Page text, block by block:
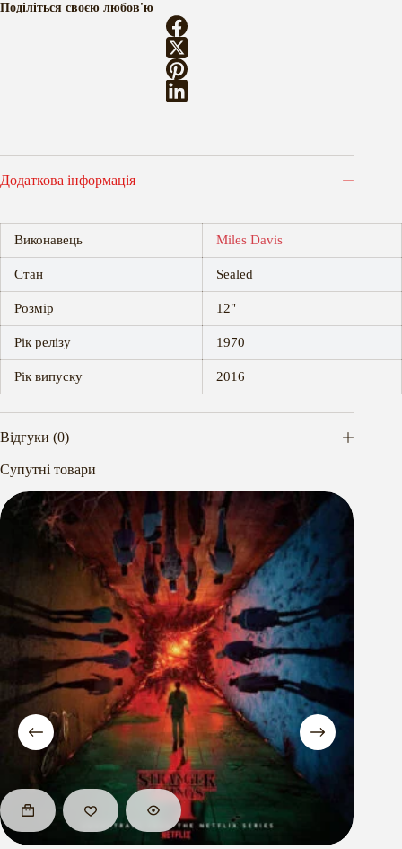
Поділіться своєю любов'ю
Додаткова інформація
Виконавець Miles Davis
Стан Sealed
Розмір 12"
Рік релізу 1970
Рік випуску 2016
Відгуки (0)
Супутні товари